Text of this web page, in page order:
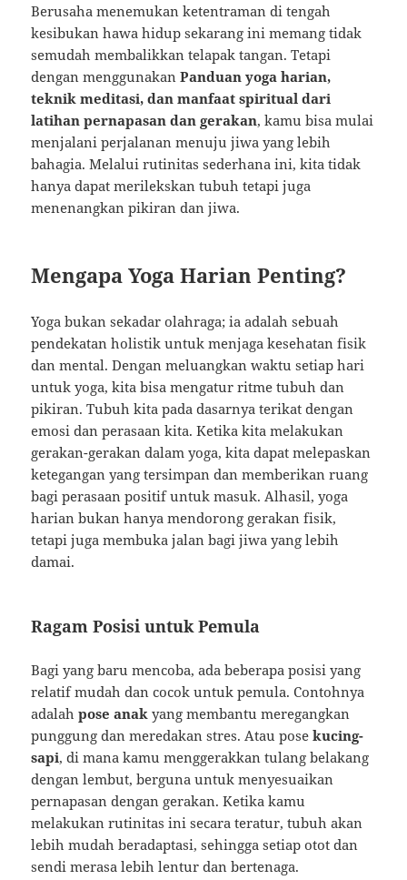
Berusaha menemukan ketentraman di tengah
kesibukan hawa hidup sekarang ini memang tidak
semudah membalikkan telapak tangan. Tetapi
dengan menggunakanPanduan yoga harian,
teknik meditasi, dan manfaat spiritual dari
latihan pernapasan dan gerakan, kamu bisa mulai
menjalani perjalanan menuju jiwa yang lebih
bahagia. Melalui rutinitas sederhana ini, kita tidak
hanya dapat merilekskan tubuh tetapi juga
menenangkan pikiran dan jiwa.
Mengapa Yoga Harian Penting?
Yoga bukan sekadar olahraga; ia adalah sebuah
pendekatan holistik untuk menjaga kesehatan fisik
dan mental. Dengan meluangkan waktu setiap hari
untuk yoga, kita bisa mengatur ritme tubuh dan
pikiran. Tubuh kita pada dasarnya terikat dengan
emosi dan perasaan kita. Ketika kita melakukan
gerakan-gerakan dalam yoga, kita dapat melepaskan
ketegangan yang tersimpan dan memberikan ruang
bagi perasaan positif untuk masuk. Alhasil, yoga
harian bukan hanya mendorong gerakan fisik,
tetapi juga membuka jalan bagi jiwa yang lebih
damai.
Ragam Posisi untuk Pemula
Bagi yang baru mencoba, ada beberapa posisi yang
relatif mudah dan cocok untuk pemula. Contohnya
adalahpose anak yang membantu meregangkan
punggung dan meredakan stres. Atau posekucing-
sapi, di mana kamu menggerakkan tulang belakang
dengan lembut, berguna untuk menyesuaikan
pernapasan dengan gerakan. Ketika kamu
melakukan rutinitas ini secara teratur, tubuh akan
lebih mudah beradaptasi, sehingga setiap otot dan
sendi merasa lebih lentur dan bertenaga.